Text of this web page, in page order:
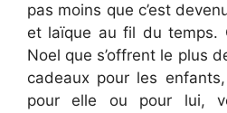
pas moins que c’est
et laïque au fil du temps.
Noel que s’offrent le plus
cadeaux pour les
pour elle ou pour lui,